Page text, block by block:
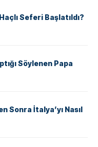
Seferi Başlatıldı?
Söylenen Papa
Sonra İtalya’yı Nasıl